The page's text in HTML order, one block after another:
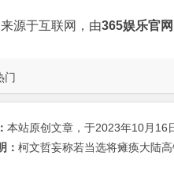
门
源于互联网，由365娱乐官网
本站原创文章，于2023年10月16
： 柯文哲妄称若当选将瘫痪大陆